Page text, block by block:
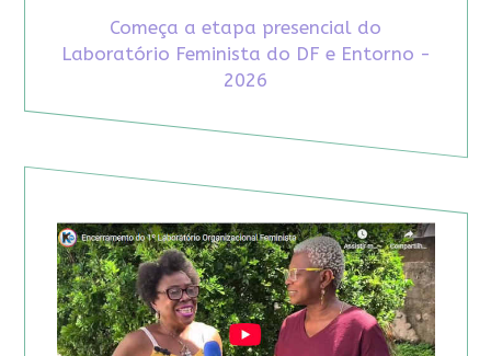
Começa a etapa presencial do
Laboratório Feminista do DF e Entorno -
2026